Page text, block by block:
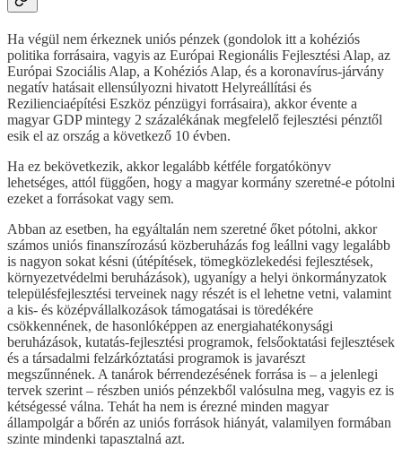
Ha végül nem érkeznek uniós pénzek (gondolok itt a kohéziós
politika forrásaira, vagyis az Európai Regionális Fejlesztési Alap, az
Európai Szociális Alap, a Kohéziós Alap, és a koronavírus-járvány
negatív hatásait ellensúlyozni hivatott Helyreállítási és
Rezilienciaépítési Eszköz pénzügyi forrásaira), akkor évente a
magyar GDP mintegy 2 százalékának megfelelő fejlesztési pénztől
esik el az ország a következő 10 évben.
Ha ez bekövetkezik, akkor legalább kétféle forgatókönyv
lehetséges, attól függően, hogy a magyar kormány szeretné-e pótolni
ezeket a forrásokat vagy sem.
Abban az esetben, ha egyáltalán nem szeretné őket pótolni, akkor
számos uniós finanszírozású közberuházás fog leállni vagy legalább
is nagyon sokat késni (útépítések, tömegközlekedési fejlesztések,
környezetvédelmi beruházások), ugyanígy a helyi önkormányzatok
településfejlesztési terveinek nagy részét is el lehetne vetni, valamint
a kis- és középvállalkozások támogatásai is töredékére
csökkennének, de hasonlóképpen az energiahatékonysági
beruházások, kutatás-fejlesztési programok, felsőoktatási fejlesztések
és a társadalmi felzárkóztatási programok is javarészt
megszűnnének. A tanárok bérrendezésének forrása is – a jelenlegi
tervek szerint – részben uniós pénzekből valósulna meg, vagyis ez is
kétségessé válna. Tehát ha nem is érezné minden magyar
állampolgár a bőrén az uniós források hiányát, valamilyen formában
szinte mindenki tapasztalná azt.